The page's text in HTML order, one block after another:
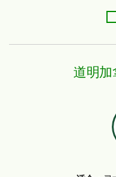
道明加